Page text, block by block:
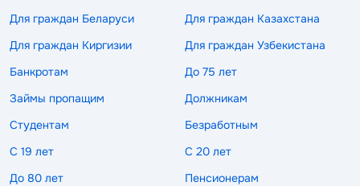
Для граждан Беларуси
Для граждан Казахстана
Для граждан Киргизии
Для граждан Узбекистана
Банкротам
До 75 лет
Займы пропащим
Должникам
Студентам
Безработным
С 19 лет
С 20 лет
До 80 лет
Пенсионерам